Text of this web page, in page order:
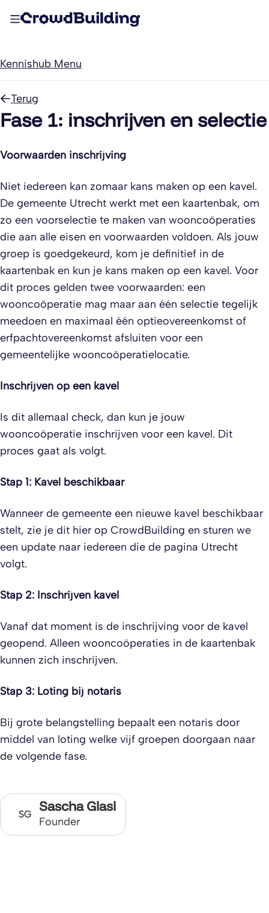
Kennishub Menu
Terug
Fase 1: inschrijven en selectie
Voorwaarden inschrijving
Niet iedereen kan zomaar kans maken op een kavel.
De gemeente Utrecht werkt met een kaartenbak, om
zo een voorselectie te maken van wooncoöperaties
die aan alle eisen en voorwaarden voldoen. Als jouw
groep is goedgekeurd, kom je definitief in de
kaartenbak en kun je kans maken op een kavel. Voor
dit proces gelden twee voorwaarden: een
wooncoöperatie mag maar aan één selectie tegelijk
meedoen en maximaal één optieovereenkomst of
erfpachtovereenkomst afsluiten voor een
gemeentelijke wooncoöperatielocatie.
Inschrijven op een kavel
Is dit allemaal check, dan kun je jouw
wooncoöperatie inschrijven voor een kavel. Dit
proces gaat als volgt.
Stap 1: Kavel beschikbaar
Wanneer de gemeente een nieuwe kavel beschikbaar
stelt, zie je dit hier op CrowdBuilding en sturen we
een update naar iedereen die de pagina Utrecht
volgt.
Stap 2: Inschrijven kavel
Vanaf dat moment is de inschrijving voor de kavel
geopend. Alleen wooncoöperaties in de kaartenbak
kunnen zich inschrijven.
Stap 3: Loting bij notaris
Bij grote belangstelling bepaalt een notaris door
middel van loting welke vijf groepen doorgaan naar
de volgende fase.
SG Sascha Glasl
Founder